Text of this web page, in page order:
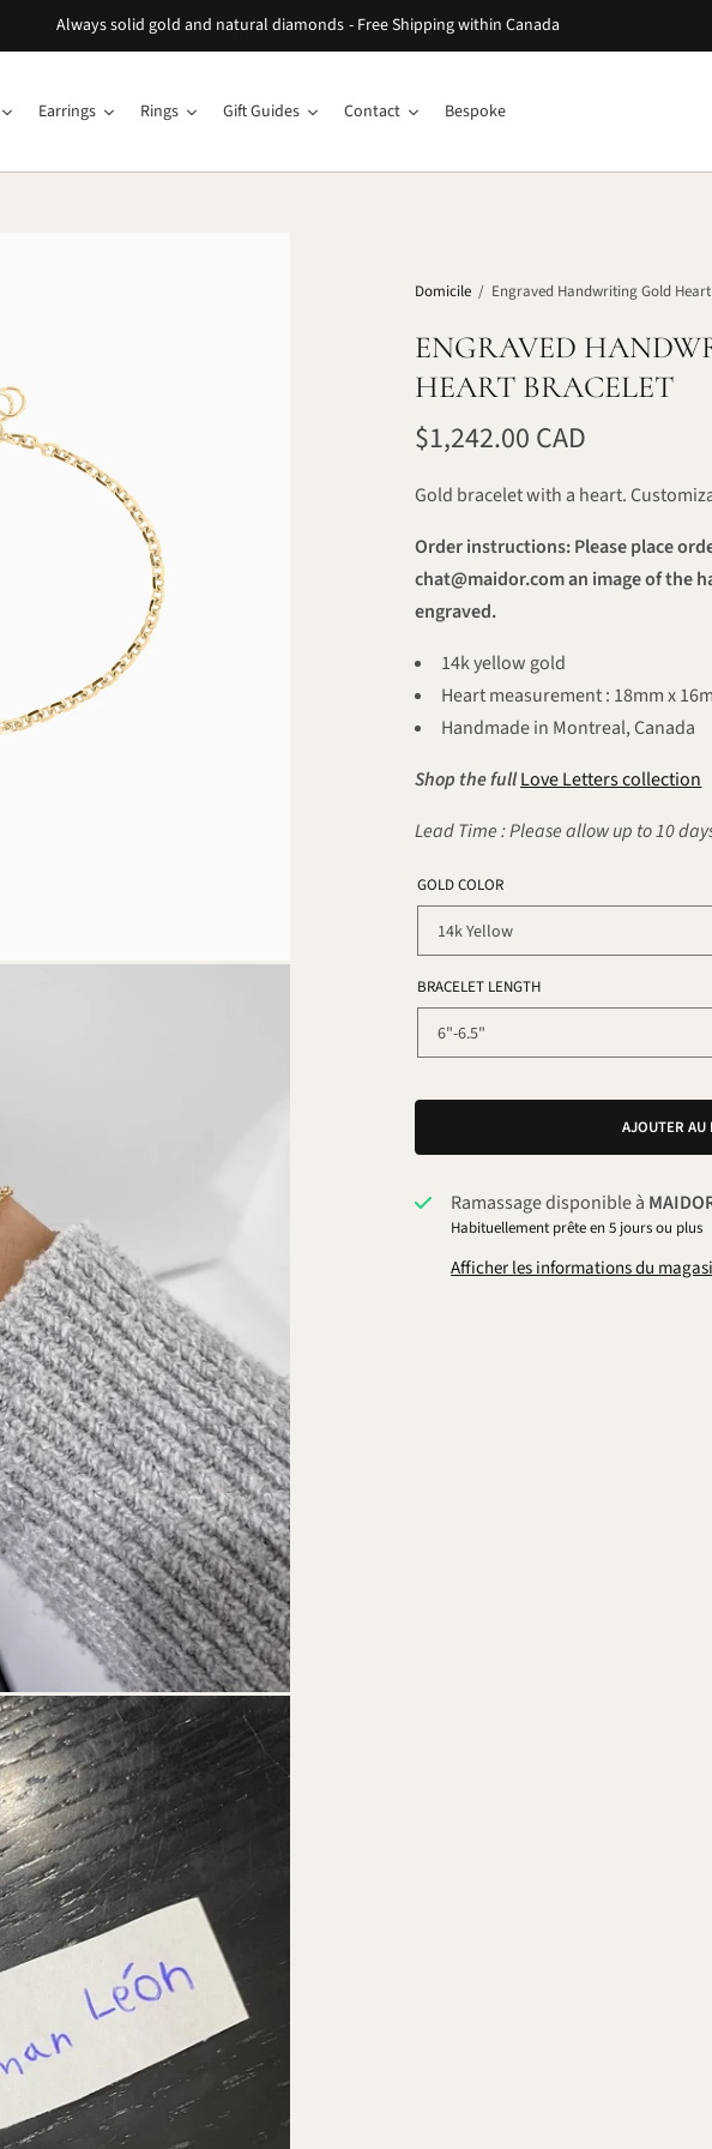
Always solid gold and natural diamonds - Free Shipping within Canada
Earrings Rings Gift Guides Contact Bespoke
Domicile / Engraved Handwriting Gold
ENGRAVED
HEART BRACELET
$1,242.00 CAD
Gold bracelet with a heart.
Order instructions: Please place
chat@maidor.com an image of the
engraved.
14k yellow gold
Heart measurement : 18mm x
Handmade in Montreal, Canada
Shop the fullLove Letters collection
Lead Time : Please allow up to 10
GOLD COLOR
BRACELET LENGTH
AJOUTER AU
Ramassage disponible à
Habituellement prête en 5 jours ou plus
Afficher les informations du